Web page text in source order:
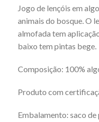
Jogo de lençóis em
animais do bosque. O
almofada tem
baixo tem pintas bege.
Composição: 100%
Produto com
Embalamento: saco